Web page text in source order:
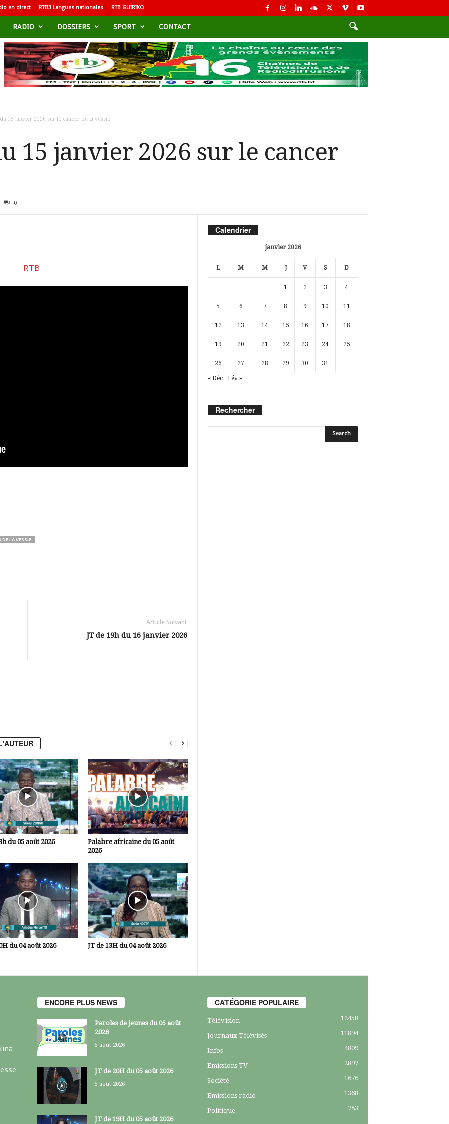
en direct RTB3 Langues nationales RTB GUIRIKO
RADIO DOSSIERS SPORT CONTACT
du 15 janvier 2026 sur le cancer de la vessie
15 janvier 2026 sur le cancer
0
LA VESSIE
Article Suivant
JT de 19h du 16 janvier 2026
du 05 août 2026
Palabre africaine du 05 août
2026
du 04 août 2026 JT de 13H du 04 août 2026
Calendrier
janvier 2026
L M M J V S D
1 2 3 4
5 6 7 8 9 10 11
12 13 14 15 16 17 18
19 20 21 22 23 24 25
26 27 28 29 30 31
« Déc Fév »
Rechercher
ENCORE PLUS NEWS
Paroles de jeunes du 05 août
2026
5 août 2026
JT de 20H du 05 août 2026
5 août 2026
JT de 19H du 05 août 2026
CATÉGORIE POPULAIRE
Télévision 12458
Journaux Télévisés 11894
Infos 4809
Emissions TV 2897
Société 1676
Emissions radio 1368
Politique 783